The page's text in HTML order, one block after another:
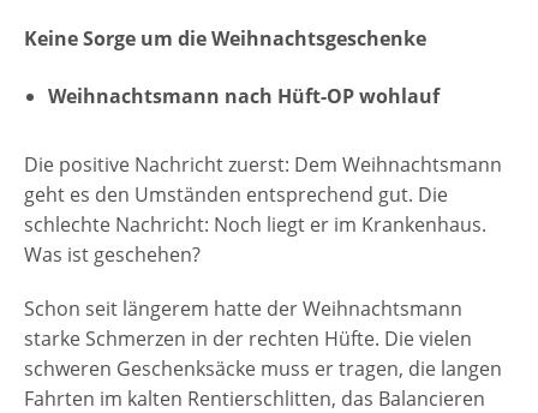
Keine Sorge um die Weihnachtsgeschenke
Weihnachtsmann nach Hüft-OP wohlauf
Die positive Nachricht zuerst: Dem Weihnachtsmann
geht es den Umständen entsprechend gut. Die
schlechte Nachricht: Noch liegt er im Krankenhaus.
Was ist geschehen?
Schon seit längerem hatte der Weihnachtsmann
starke Schmerzen in der rechten Hüfte. Die vielen
schweren Geschenksäcke muss er tragen, die langen
Fahrten im kalten Rentierschlitten, das Balancieren